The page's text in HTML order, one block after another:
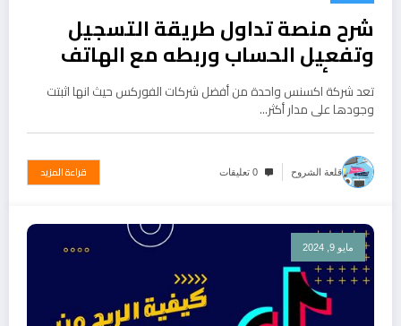
شرح منصة تداول طريقة التسجيل
وتفعيل الحساب وربطه مع الهاتف
والبدأ في ربح
تعد شركة اكسنس واحدة من أفضل شركات الفوركس حيث انها اثبتت
وجودها على مدار أكثر…
قلعة الشروح 0 تعليقات قراءة المزيد
مايو 9, 2024